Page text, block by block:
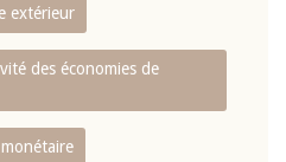
extérieur
des économies de